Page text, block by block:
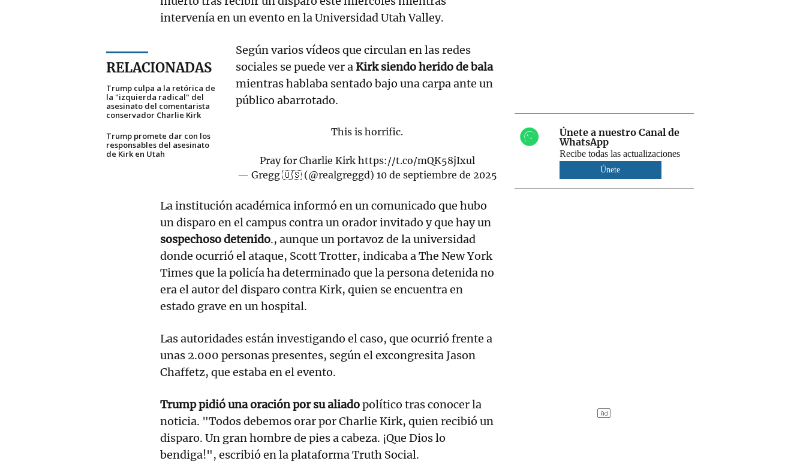
intervenía en un evento en la Universidad Utah Valley.
RELACIONADAS
Trump culpa a la retórica de
la "izquierda radical" del
asesinato del comentarista
conservador Charlie Kirk
Trump promete dar con los
responsables del asesinato
de Kirk en Utah
Según varios vídeos que circulan en las redes
sociales se puede ver aKirk siendo herido de bala
mientras hablaba sentado bajo una carpa ante un
público abarrotado.
This is horrific.
Pray for Charlie Kirk https://t.co/mQK58jIxul
— Gregg 🇺🇸 (@realgreggd) 10 de septiembre de 2025
La institución académica informó en un comunicado que hubo
un disparo en el campus contra un orador invitado y que hay un
sospechoso detenido., aunque un portavoz de la universidad
donde ocurrió el ataque, Scott Trotter, indicaba a The New York
Times que la policía ha determinado que la persona detenida no
era el autor del disparo contra Kirk, quien se encuentra en
estado grave en un hospital.
Las autoridades están investigando el caso, que ocurrió frente a
unas 2.000 personas presentes, según el excongresita Jason
Chaffetz, que estaba en el evento.
Trump pidió una oración por su aliadopolítico tras conocer la
noticia. "Todos debemos orar por Charlie Kirk, quien recibió un
disparo. Un gran hombre de pies a cabeza. ¡Que Dios lo
bendiga!", escribió en la plataforma Truth Social.
Únete a nuestro Canal de
WhatsApp
Recibe todas las actualizaciones
Únete